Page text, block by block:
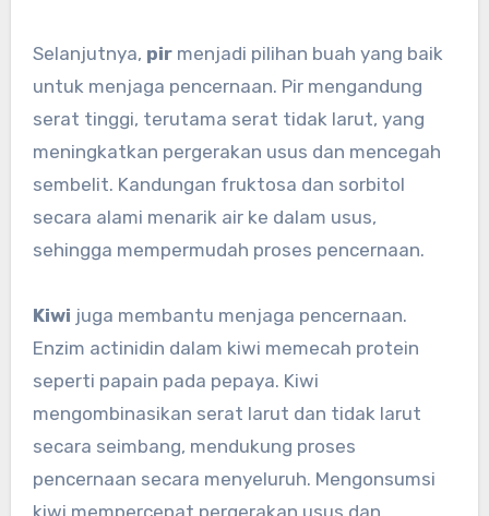
Selanjutnya, pirmenjadi pilihan buah yang baik
untuk menjaga pencernaan. Pir mengandung
serat tinggi, terutama serat tidak larut, yang
meningkatkan pergerakan usus dan mencegah
sembelit. Kandungan fruktosa dan sorbitol
secara alami menarik air ke dalam usus,
sehingga mempermudah proses pencernaan.
Kiwi juga membantu menjaga pencernaan.
Enzim actinidin dalam kiwi memecah protein
seperti papain pada pepaya. Kiwi
mengombinasikan serat larut dan tidak larut
secara seimbang, mendukung proses
pencernaan secara menyeluruh. Mengonsumsi
kiwi mempercepat pergerakan usus dan